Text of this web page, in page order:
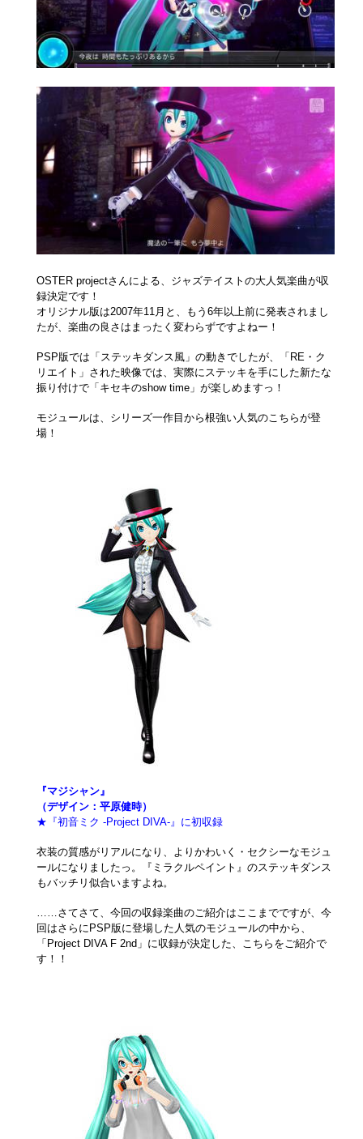
OSTER projectさんによる、ジャズテイストの大人気楽曲が収
録決定です！
オリジナル版は2007年11月と、もう6年以上前に発表されまし
たが、楽曲の良さはまったく変わらずですよねー！
PSP版では「ステッキダンス風」の動きでしたが、「RE・ク
リエイト」された映像では、実際にステッキを手にした新たな
振り付けで「キセキのshow time」が楽しめますっ！
モジュールは、シリーズ一作目から根強い人気のこちらが登
場！
『マジシャン』
（デザイン：平原健時）
★『初音ミク -Project DIVA-』に初収録
衣装の質感がリアルになり、よりかわいく・セクシーなモジュ
ールになりましたっ。『ミラクルペイント』のステッキダンス
もバッチリ似合いますよね。
……さてさて、今回の収録楽曲のご紹介はここまでですが、今
回はさらにPSP版に登場した人気のモジュールの中から、
「Project DIVA F 2nd」に収録が決定した、こちらをご紹介で
す！！